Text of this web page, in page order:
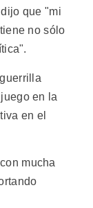
que "mi
no sólo
en la
en el
mucha